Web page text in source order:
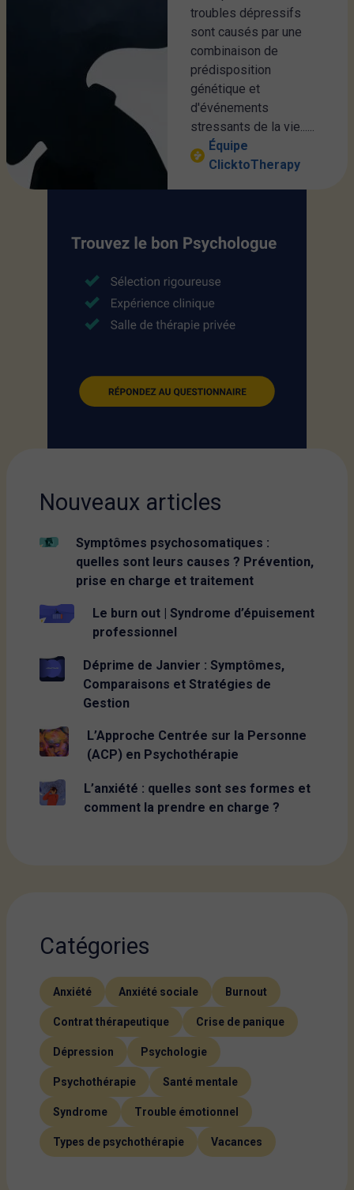
troubles dépressifs
sont causés par une
combinaison de
prédisposition
génétique et
d'événements
stressants de la vie......
Équipe
ClicktoTherapy
Nouveaux articles
Symptômes psychosomatiques :
quelles sont leurs causes ? Prévention,
prise en charge et traitement
Le burn out | Syndrome d’épuisement
professionnel
Déprime de Janvier : Symptômes,
Comparaisons et Stratégies de
Gestion
L’Approche Centrée sur la Personne
(ACP) en Psychothérapie
L’anxiété : quelles sont ses formes et
comment la prendre en charge ?
Catégories
Anxiété Anxiété sociale Burnout
Contrat thérapeutique Crise de panique
Dépression Psychologie
Psychothérapie Santé mentale
Syndrome Trouble émotionnel
Types de psychothérapie Vacances